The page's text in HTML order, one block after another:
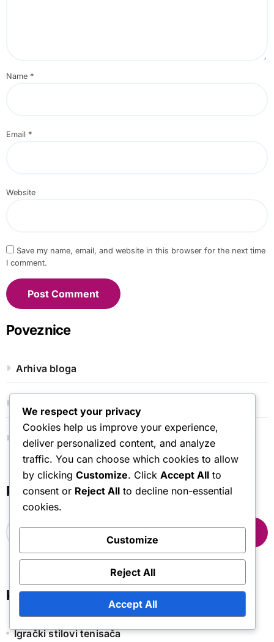
Name *
Email *
Website
Save my name, email, and website in this browser for the next time
I comment.
Poveznice
Arhiva bloga
Naša priča
Pretraži
S
e
h
f
r
Kategorije
Igrački stilovi tenisača
We respect your privacy
Cookies help us improve your experience,
deliver personalized content, and analyze
traffic. You can choose which cookies to allow
by clicking Customize. Click Accept All to
consent or Reject All to decline non-essential
cookies.
Customize
Reject All
Accept All